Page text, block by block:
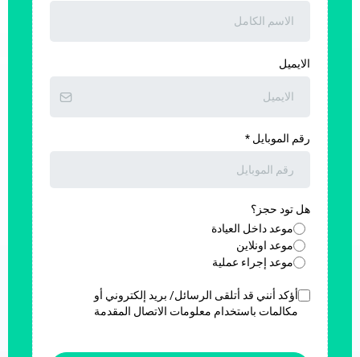
الايميل
رقم الموبايل *
هل تود حجز؟
موعد داخل العيادة
موعد اونلاين
موعد إجراء عملية
أؤكد أنني قد أتلقى الرسائل/ بريد إلكتروني أو
مكالمات باستخدام معلومات الاتصال المقدمة